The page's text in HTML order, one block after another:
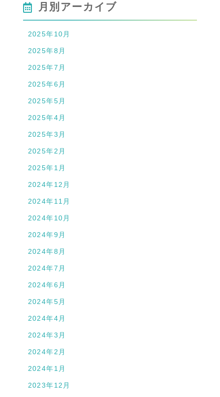
月別アーカイブ
2025年10月
2025年8月
2025年7月
2025年6月
2025年5月
2025年4月
2025年3月
2025年2月
2025年1月
2024年12月
2024年11月
2024年10月
2024年9月
2024年8月
2024年7月
2024年6月
2024年5月
2024年4月
2024年3月
2024年2月
2024年1月
2023年12月